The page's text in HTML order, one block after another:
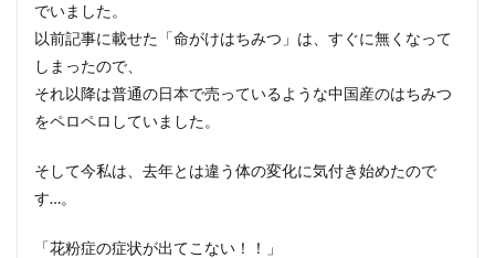
でいました。
以前記事に載せた「命がけはちみつ」は、すぐに無くなって
しまったので、
それ以降は普通の日本で売っているような中国産のはちみつ
をペロペロしていました。
そして今私は、去年とは違う体の変化に気付き始めたので
す…。
「花粉症の症状が出てこない！！」